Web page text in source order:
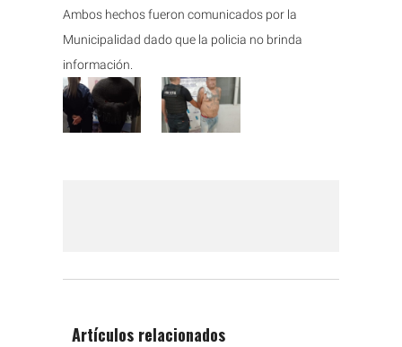
Ambos hechos fueron comunicados por la
Municipalidad dado que la policia no brinda
información.
Artículos relacionados